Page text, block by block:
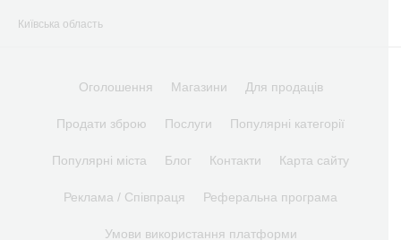
Київська область
Оголошення Магазини Для продаців
Продати зброю Послуги Популярні категорії
Популярні міста Блог Контакти Карта сайту
Реклама / Співпраця Реферальна програма
Умови використання платформи